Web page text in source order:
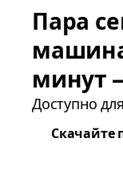
Пара
минут
Доступно
Скачайте